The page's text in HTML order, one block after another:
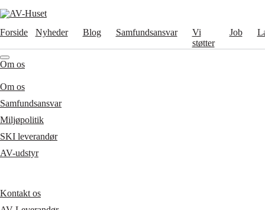
Forside Nyheder Blog Samfundsansvar
Vi
støtter
Job
Om os
Om os
Samfundsansvar
Miljøpolitik
SKI leverandør
AV-udstyr
Kontakt os